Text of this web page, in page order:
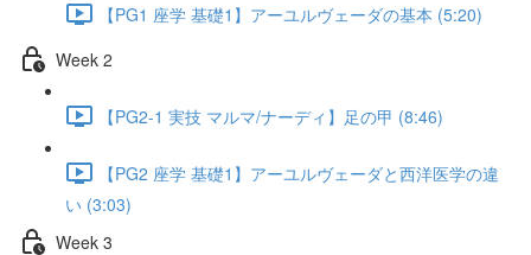
【PG1 座学 基礎1】アーユルヴェーダの基本 (5:20)
Week 2
【PG2-1 実技 マルマ/ナーディ】足の甲 (8:46)
【PG2 座学 基礎1】アーユルヴェーダと西洋医学の違
い (3:03)
Week 3